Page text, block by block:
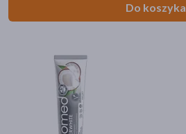
Do koszyka